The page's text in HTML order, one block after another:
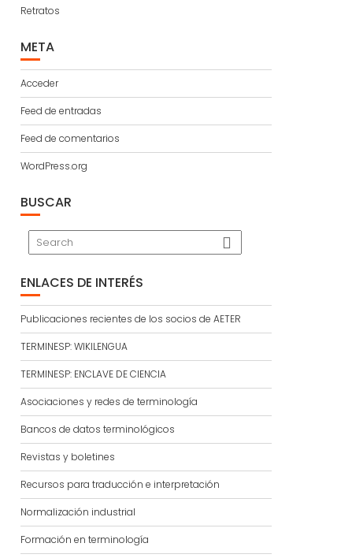
Retratos
META
Acceder
Feed de entradas
Feed de comentarios
WordPress.org
BUSCAR
ENLACES DE INTERÉS
Publicaciones recientes de los socios de AETER
TERMINESP: WIKILENGUA
TERMINESP: ENCLAVE DE CIENCIA
Asociaciones y redes de terminología
Bancos de datos terminológicos
Revistas y boletines
Recursos para traducción e interpretación
Normalización industrial
Formación en terminología